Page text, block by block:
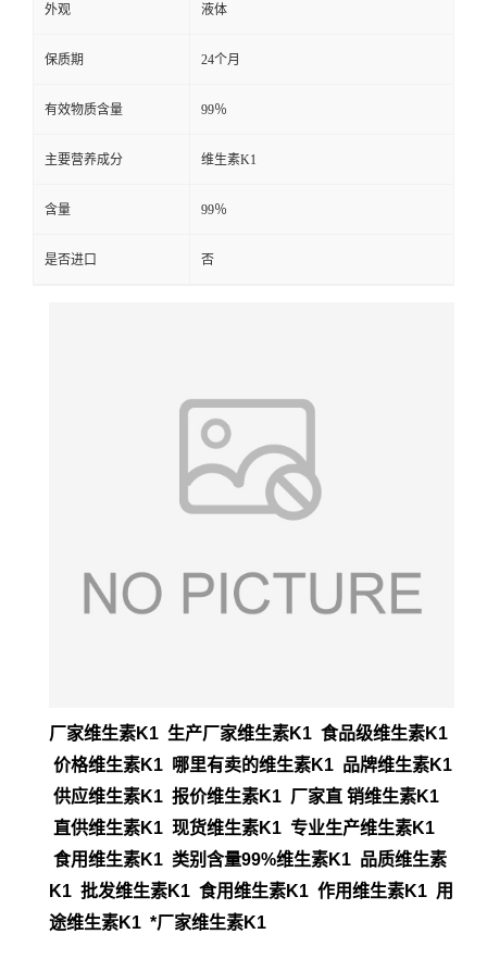
外观 液体
保质期 24个月
有效物质含量 99％
主要营养成分 维生素K1
含量 99％
是否进口 否
厂家维生素K1 生产厂家维生素K1 食品级维生素K1
价格维生素K1 哪里有卖的维生素K1 品牌维生素K1
供应维生素K1 报价维生素K1 厂家直 销维生素K1
直供维生素K1 现货维生素K1 专业生产维生素K1
食用维生素K1 类别含量99%维生素K1 品质维生素
K1 批发维生素K1 食用维生素K1 作用维生素K1 用
途维生素K1 *厂家维生素K1